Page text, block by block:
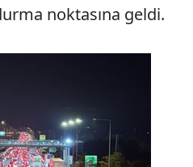
noktasına geldi.